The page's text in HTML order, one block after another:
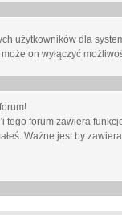
użytkowników dla
on wyłączyć
tego forum zawiera
Ważne jest by